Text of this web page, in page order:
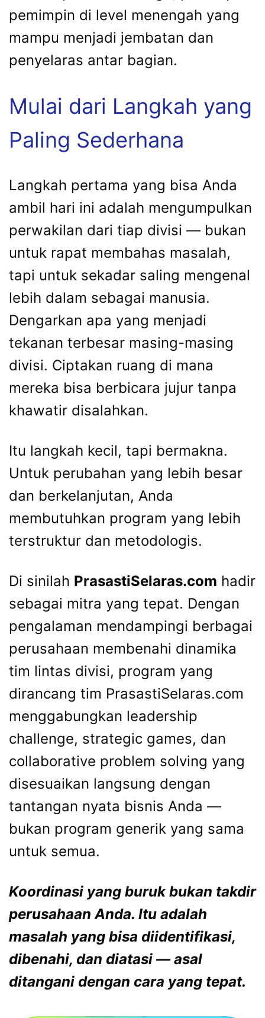
pemimpin di level menengah yang
mampu menjadi jembatan dan
penyelaras antar bagian.
Mulai dari Langkah yang
Paling Sederhana
Langkah pertama yang bisa Anda
ambil hari ini adalah mengumpulkan
perwakilan dari tiap divisi — bukan
untuk rapat membahas masalah,
tapi untuk sekadar saling mengenal
lebih dalam sebagai manusia.
Dengarkan apa yang menjadi
tekanan terbesar masing-masing
divisi. Ciptakan ruang di mana
mereka bisa berbicara jujur tanpa
khawatir disalahkan.
Itu langkah kecil, tapi bermakna.
Untuk perubahan yang lebih besar
dan berkelanjutan, Anda
membutuhkan program yang lebih
terstruktur dan metodologis.
Di sinilah PrasastiSelaras.com hadir
sebagai mitra yang tepat. Dengan
pengalaman mendampingi berbagai
perusahaan membenahi dinamika
tim lintas divisi, program yang
dirancang tim PrasastiSelaras.com
menggabungkan leadership
challenge, strategic games, dan
collaborative problem solving yang
disesuaikan langsung dengan
tantangan nyata bisnis Anda —
bukan program generik yang sama
untuk semua.
Koordinasi yang buruk bukan takdir
perusahaan Anda. Itu adalah
masalah yang bisa diidentifikasi,
dibenahi, dan diatasi — asal
ditangani dengan cara yang tepat.